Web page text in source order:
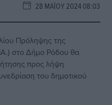
28 ΜΑΪ́ΟΥ 2024 08:03
Πρόληψης της
στο Δήμο Ρόδου θα
προς λήψη
του δημοτικού